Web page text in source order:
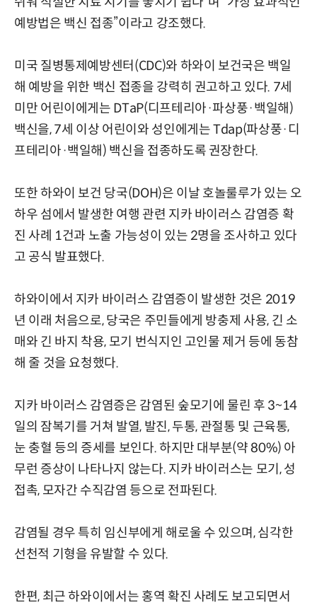
예방법은 백신 접종”이라고 강조했다.
미국 질병통제예방센터(CDC)와 하와이 보건국은 백일
해 예방을 위한 백신 접종을 강력히 권고하고 있다. 7세
미만 어린이에게는 DTaP(디프테리아·파상풍·백일해)
백신을, 7세 이상 어린이와 성인에게는 Tdap(파상풍·디
프테리아·백일해) 백신을 접종하도록 권장한다.
또한 하와이 보건 당국(DOH)은 이날 호놀룰루가 있는 오
하우 섬에서 발생한 여행 관련 지카 바이러스 감염증 확
진 사례 1건과 노출 가능성이 있는 2명을 조사하고 있다
고 공식 발표했다.
하와이에서 지카 바이러스 감염증이 발생한 것은 2019
년 이래 처음으로, 당국은 주민들에게 방충제 사용, 긴 소
매와 긴 바지 착용, 모기 번식지인 고인물 제거 등에 동참
해 줄 것을 요청했다.
지카 바이러스 감염증은 감염된 숲모기에 물린 후 3~14
일의 잠복기를 거쳐 발열, 발진, 두통, 관절통 및 근육통,
눈 충혈 등의 증세를 보인다. 하지만 대부분(약 80%) 아
무런 증상이 나타나지 않는다. 지카 바이러스는 모기, 성
접촉, 모자간 수직감염 등으로 전파된다.
감염될 경우 특히 임신부에게 해로울 수 있으며, 심각한
선천적 기형을 유발할 수 있다.
한편, 최근 하와이에서는 홍역 확진 사례도 보고되면서